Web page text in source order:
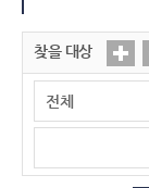
찾을 대상